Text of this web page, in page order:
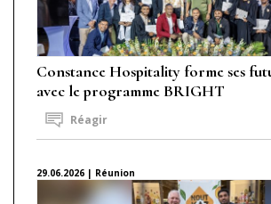
Constance Hospitality forme ses
avec le programme BRIGHT
Réagir
29.06.2026 | Réunion